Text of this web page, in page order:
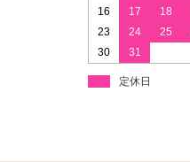
16
17 18
23
24 25
30
31
定休日